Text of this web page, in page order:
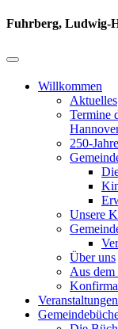
Fuhrberg, Ludwig-
Willkommen
Aktuelles
Termine
250-
Unsere
Über uns
Aus dem
Veranstaltungen